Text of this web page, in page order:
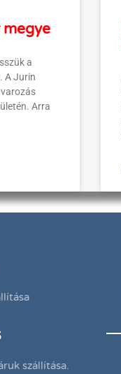
megye
a
A Jurin
Arra
szállítása.